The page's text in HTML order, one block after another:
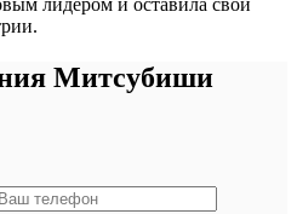
лидером и оставила свой
Митсубиши